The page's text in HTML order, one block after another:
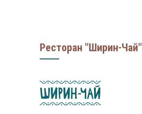
Ресторан "Ширин-Чай"